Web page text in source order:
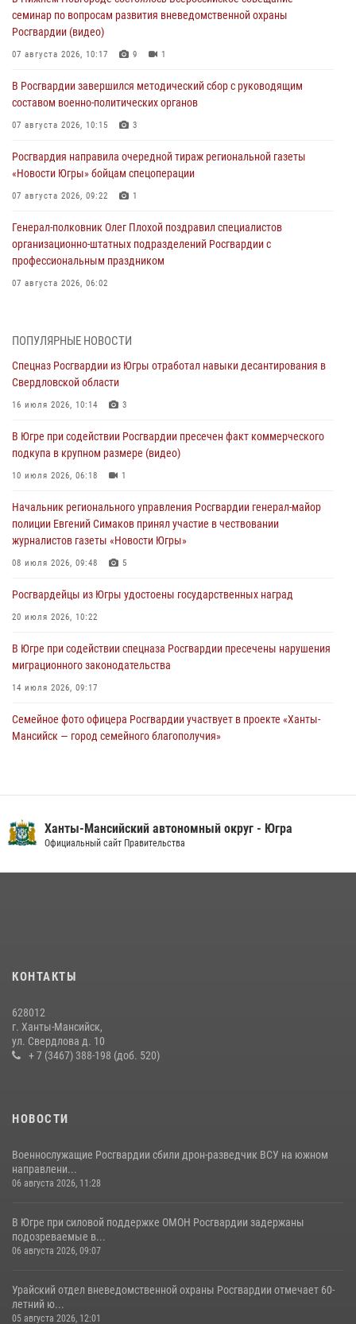
семинар по вопросам развития вневедомственной охраны
Росгвардии (видео)
07 августа 2026, 10:17 9 1
В Росгвардии завершился методический сбор с руководящим
составом военно-политических органов
07 августа 2026, 10:15 3
Росгвардия направила очередной тираж региональной газеты
«Новости Югры» бойцам спецоперации
07 августа 2026, 09:22 1
Генерал-полковник Олег Плохой поздравил специалистов
организационно-штатных подразделений Росгвардии с
профессиональным праздником
07 августа 2026, 06:02
Военнослужащие Росгвардии сбили дрон-разведчик ВСУ на южном
направлении
Офицеры Росгвардии и ветераны войск правопорядка почтили
память генерала армии Ивана Кирилловича Яковлева
В Югре при силовой поддержке ОМОН Росгвардии задержаны
подозреваемые в страховом мошенничестве
06 августа 2026, 09:07
Урайский отдел вневедомственной охраны Росгвардии отмечает
60-летний юбилей
ПОПУЛЯРНЫЕ НОВОСТИ
Спецназ Росгвардии из Югры отработал навыки десантирования в
Свердловской области
16 июля 2026, 10:14 3
В Югре при содействии Росгвардии пресечен факт коммерческого
подкупа в крупном размере (видео)
10 июля 2026, 06:18 1
Начальник регионального управления Росгвардии генерал-майор
полиции Евгений Симаков принял участие в чествовании
журналистов газеты «Новости Югры»
08 июля 2026, 09:48 5
Росгвардейцы из Югры удостоены государственных наград
20 июля 2026, 10:22
В Югре при содействии спецназа Росгвардии пресечены нарушения
миграционного законодательства
14 июля 2026, 09:17
Семейное фото офицера Росгвардии участвует в проекте «Ханты-
Мансийск — город семейного благополучия»
16 июля 2026, 04:54 4
18 июля 2026, 11:25
святого равноапостольного князя Владимира
28 июля 2026, 09:15
Ханты-Мансийский автономный округ - Югра
Официальный сайт Правительства
КОНТАКТЫ
628012
г. Ханты-Мансийск,
ул. Свердлова д. 10
+ 7 (3467) 388-198 (доб. 520)
НОВОСТИ
Военнослужащие Росгвардии сбили дрон-разведчик ВСУ на южном
направлени...
06 августа 2026, 11:28
В Югре при силовой поддержке ОМОН Росгвардии задержаны
подозреваемые в...
06 августа 2026, 09:07
Урайский отдел вневедомственной охраны Росгвардии отмечает 60-
летний ю...
05 августа 2026, 12:01